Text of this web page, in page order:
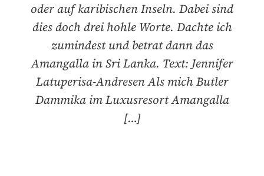
oder auf karibischen Inseln. Dabei sind
dies doch drei hohle Worte. Dachte ich
zumindest und betrat dann das
Amangalla in Sri Lanka. Text: Jennifer
Latuperisa-Andresen Als mich Butler
Dammika im Luxusresort Amangalla
[…]